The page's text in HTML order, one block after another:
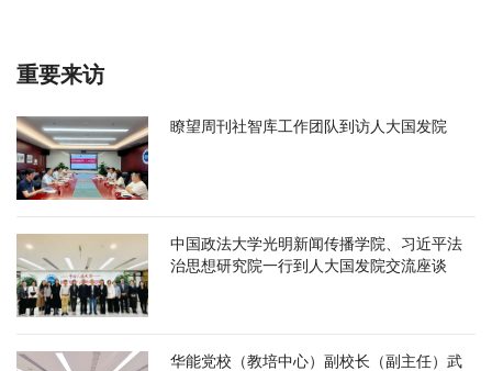
重要来访
瞭望周刊社智库工作团队到访人大国发院
中国政法大学光明新闻传播学院、习近平法
治思想研究院一行到人大国发院交流座谈
华能党校（教培中心）副校长（副主任）武